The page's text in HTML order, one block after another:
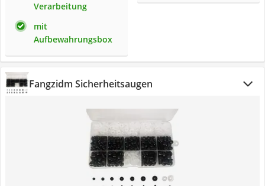
Verarbeitung
mit
Aufbewahrungsbox
Fangzidm Sicherheitsaugen